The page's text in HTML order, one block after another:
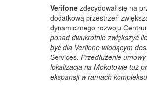
Verifone zdecydował się na
dodatkową przestrzeń
dynamicznego rozwoju
ponad dwukrotnie zwiększyć
być dla Verifone wiodącym
Services. Przedłużenie
lokalizacja na Mokotowie tuż
ekspansji w ramach